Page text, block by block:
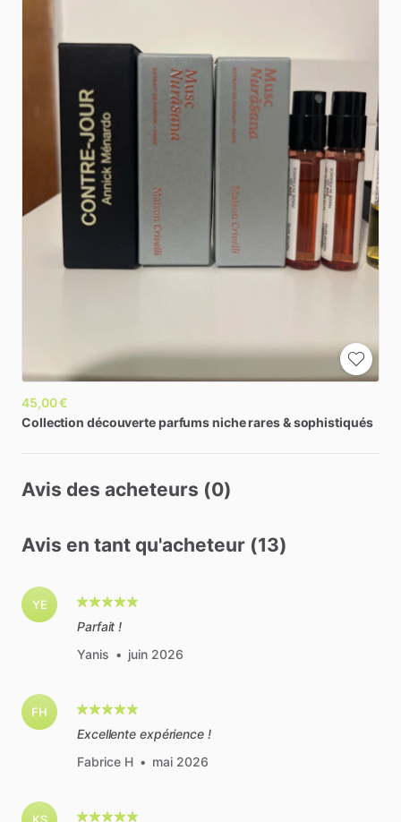
45,00 €
Collection découverteparfumsnicherares&sophistiqués
Avis des acheteurs (0)
Avis en tant qu'acheteur (13)
YE
Parfait !
Yanis • juin 2026
FH
Excellente expérience !
Fabrice H • mai 2026